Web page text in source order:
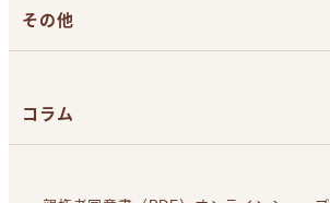
目の悩みのお問い合わせ
その他
目元症例写真
コラム
スタッフブログ